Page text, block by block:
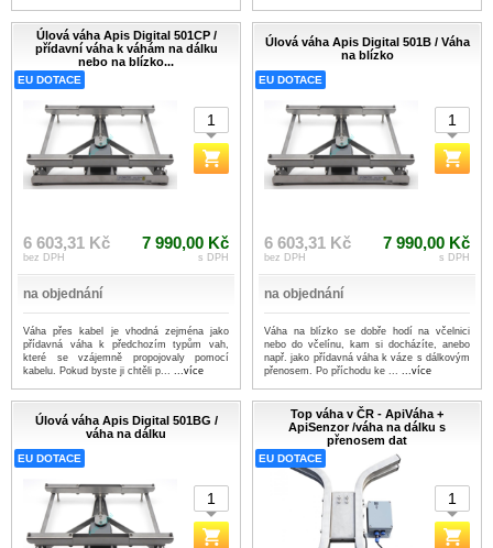
Úlová váha Apis Digital 501CP /
přídavní váha k váhám na dálku
nebo na blízko...
EU DOTACE
6 603,31 Kč
bez DPH
7 990,00 Kč
s DPH
na objednání
Váha přes kabel je vhodná zejména jako
přídavná váha k předchozím typům vah,
které se vzájemně propojovaly pomocí
kabelu. Pokud byste ji chtěli p... ...více
Úlová váha Apis Digital 501B / Váha
na blízko
EU DOTACE
6 603,31 Kč
bez DPH
7 990,00 Kč
s DPH
na objednání
Váha na blízko se dobře hodí na včelnici
nebo do včelínu, kam si docházíte, anebo
např. jako přídavná váha k váze s dálkovým
přenosem. Po příchodu ke ... ...více
Úlová váha Apis Digital 501BG /
váha na dálku
EU DOTACE
Top váha v ČR - ApiVáha +
ApiSenzor /váha na dálku s
přenosem dat
EU DOTACE